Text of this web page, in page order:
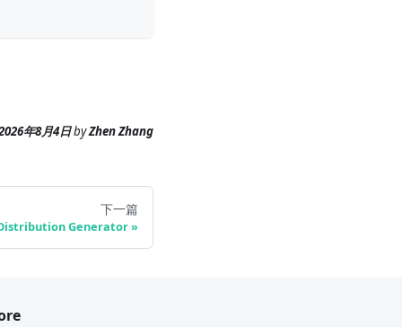
年8月4日byZhen Zhang
下一篇
Generator